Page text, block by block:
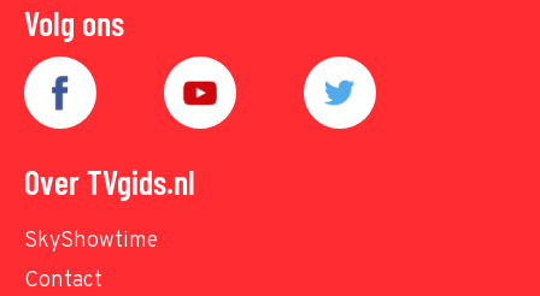
Volg ons
Over TVgids.nl
SkyShowtime
Contact